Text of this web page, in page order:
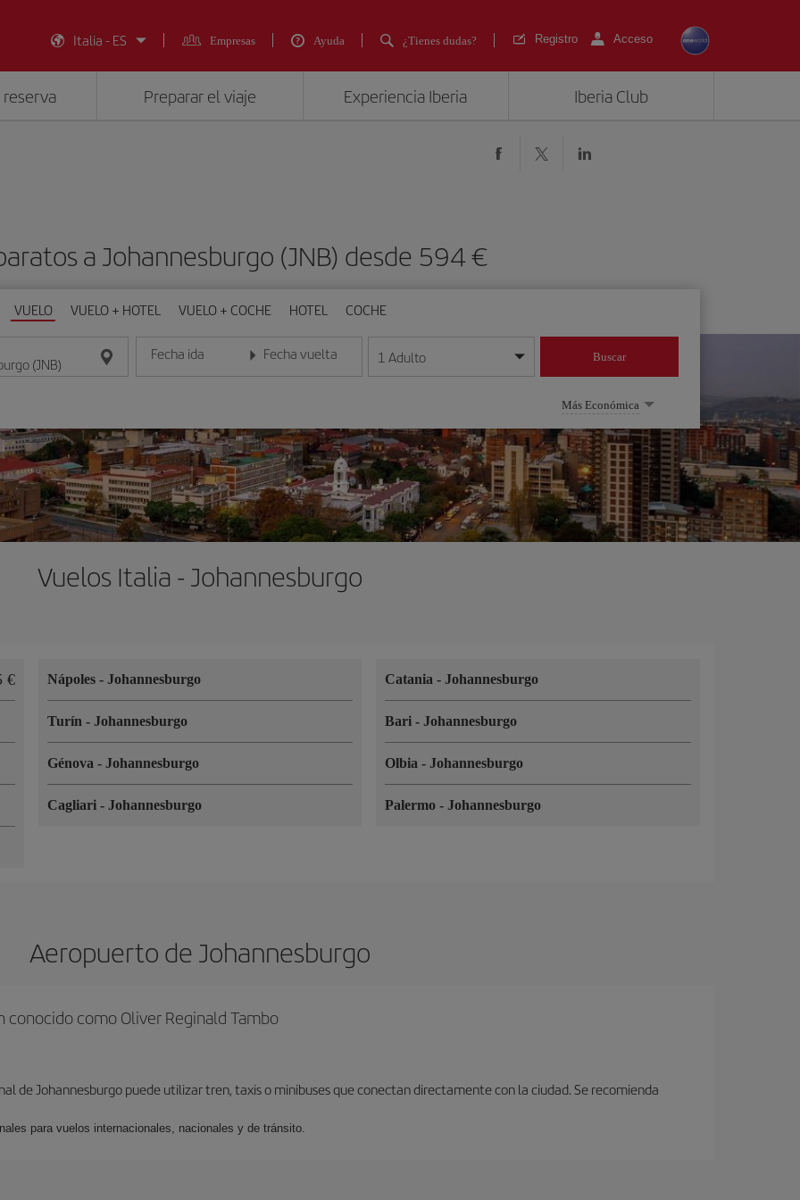
Italia - ES
Empresas Ayuda ¿Tienes dudas? Registro Acceso
Preparar el viaje Experiencia Iberia Iberia Club
a Johannesburgo (JNB) desde 594
VUELO VUELO + HOTEL VUELO + COCHE HOTEL COCHE
Fecha ida
Introduce la fecha en formato día/mes/año
Fecha vuelta
Introduce la fecha en formato día/mes/año
1 Adulto Buscar
Más Económica
Vuelos Italia - Johannesburgo
Nápoles - Johannesburgo
Turín - Johannesburgo
Génova - Johannesburgo
Cagliari - Johannesburgo
Catania-Johannesburgo
Bari-Johannesburgo
Olbia-Johannesburgo
Palermo-Johannesburgo
Aeropuerto de Johannesburgo
como Oliver Reginald Tambo
de Johannesburgo puede utilizar tren, taxis o minibuses que conectan directamente con la ciudad. Se recomienda
para vuelos internacionales, nacionales y de tránsito.